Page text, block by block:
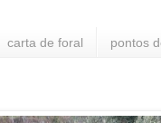
carta de foral pontos